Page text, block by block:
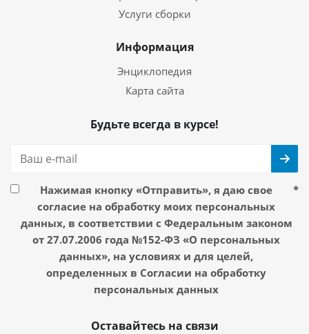
Услуги сборки
Информация
Энциклопедия
Карта сайта
Будьте всегда в курсе!
Нажимая кнопку «Отправить», я даю свое
согласие на обработку моих персональных
данных, в соответствии с Федеральным законом
от 27.07.2006 года №152-ФЗ «О персональных
данных», на условиях и для целей,
определенных в Согласии на обработку
персональных данных
*
Оставайтесь на связи